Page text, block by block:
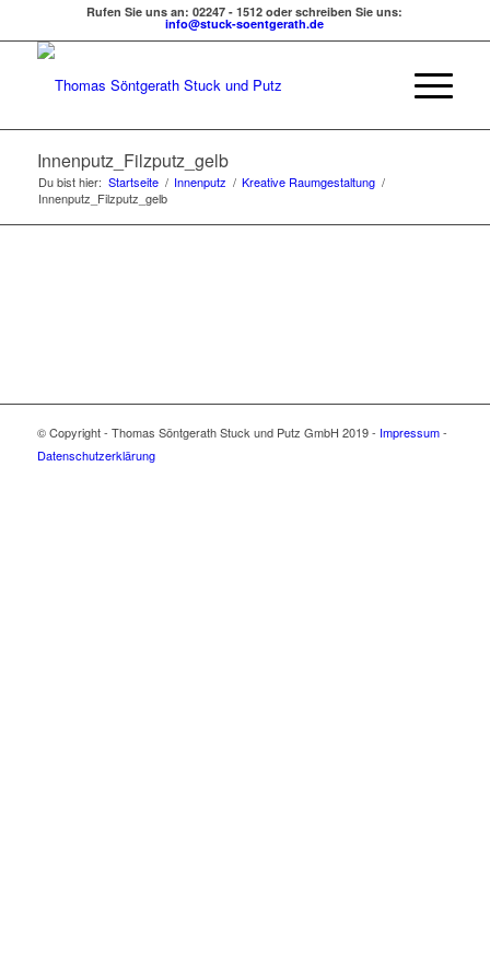
Rufen Sie uns an: 02247 - 1512 oder schreiben Sie uns:
info@stuck-soentgerath.de
Innenputz_Filzputz_gelb
Du bist hier: Startseite / Innenputz / Kreative Raumgestaltung /
Innenputz_Filzputz_gelb
© Copyright - Thomas Söntgerath Stuck und Putz GmbH 2019 - Impressum-
Datenschutzerklärung